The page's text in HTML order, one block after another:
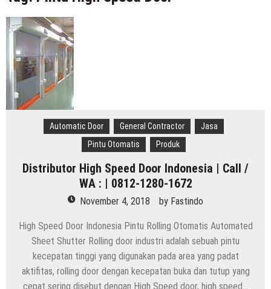
Indonesia
Distributor Hepa Filter Rumah Sakit
Hepa Filter Ruang Operasi
Harga High Speed Roller Door Indonesia
Painting Booth System | Call 0817.7984.4597
Distributor High Speed Door Indonesia | Call / WA : |
0812-1280-1672
Harga Filter Hepa untuk Rumah Sakit | Call : | 0812-
Automatic Door General Contractor
Jasa
Pintu Otomatis
Produk
Distributor High Speed Door Indonesia | Call /
WA : | 0812-1280-1672
November 4, 2018 by Fastindo
High Speed Door Indonesia Pintu Rolling Otomatis Automated
Sheet Shutter Rolling door industri adalah sebuah pintu
kecepatan tinggi yang digunakan pada area yang padat
aktifitas, rolling door dengan kecepatan buka dan tutup yang
cepat sering disebut dengan High Speed door, high speed…